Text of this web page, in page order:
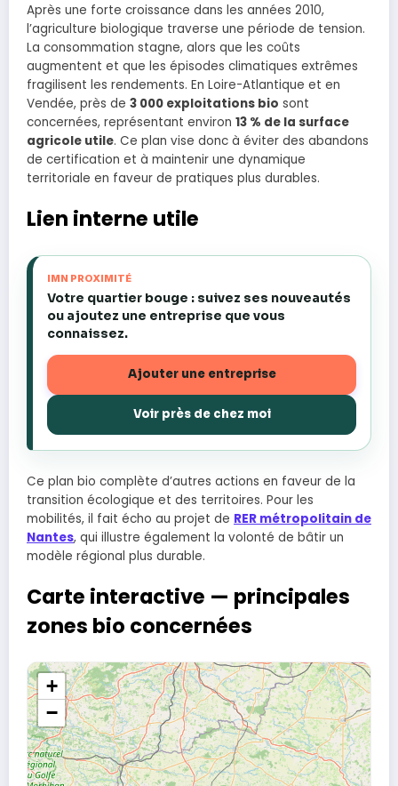
Après une forte croissance dans les années 2010,
l’agriculture biologique traverse une période de tension.
La consommation stagne, alors que les coûts
augmentent et que les épisodes climatiques extrêmes
fragilisent les rendements. En Loire-Atlantique et en
Vendée, près de 3 000 exploitations bio sont
concernées, représentant environ 13 % de la surface
agricole utile. Ce plan vise donc à éviter des abandons
de certification et à maintenir une dynamique
territoriale en faveur de pratiques plus durables.
Lien interne utile
IMN PROXIMITÉ
Votre quartier bouge : suivez ses nouveautés
ou ajoutez une entreprise que vous
connaissez.
Ajouter une entreprise
Voir près de chez moi
Ce plan bio complète d’autres actions en faveur de la
transition écologique et des territoires. Pour les
mobilités, il fait écho au projet de RER métropolitain de
Nantes, qui illustre également la volonté de bâtir un
modèle régional plus durable.
Carte interactive — principales
zones bio concernées
+
−